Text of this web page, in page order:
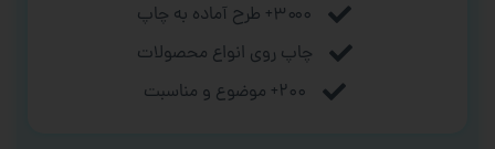
۳۰۰۰+ طرح آماده به چاپ
چاپ روی انواع محصولات
۲۰۰+ موضوع و مناسبت